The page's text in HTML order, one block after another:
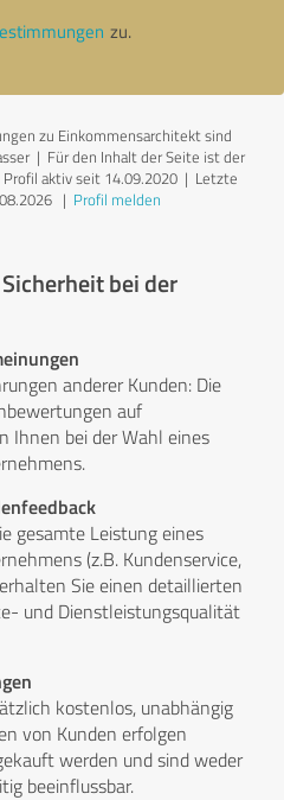
zu.
zu Einkommensarchitekt sind
| Für den Inhalt der Seite ist der
aktiv seit 14.09.2020 | Letzte
| Profil melden
bei der
anderer Kunden: Die
auf
Ihnen bei der Wahl eines
gesamte Leistung eines
(z.B. Kundenservice,
Sie einen detaillierten
und Dienstleistungsqualität
kostenlos, unabhängig
von Kunden erfolgen
werden und sind weder
beeinflussbar.